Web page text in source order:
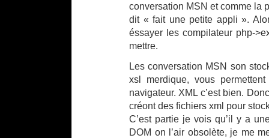
conversation MSN et comme la
dit « fait une petite appli ».
éssayer les compilateur php-
mettre.
Les conversation MSN son
xsl merdique, vous
navigateur. XML c’est bien.
créont des fichiers xml pour
C’est partie je vois qu’il y a
DOM on l’air obsolète, je me